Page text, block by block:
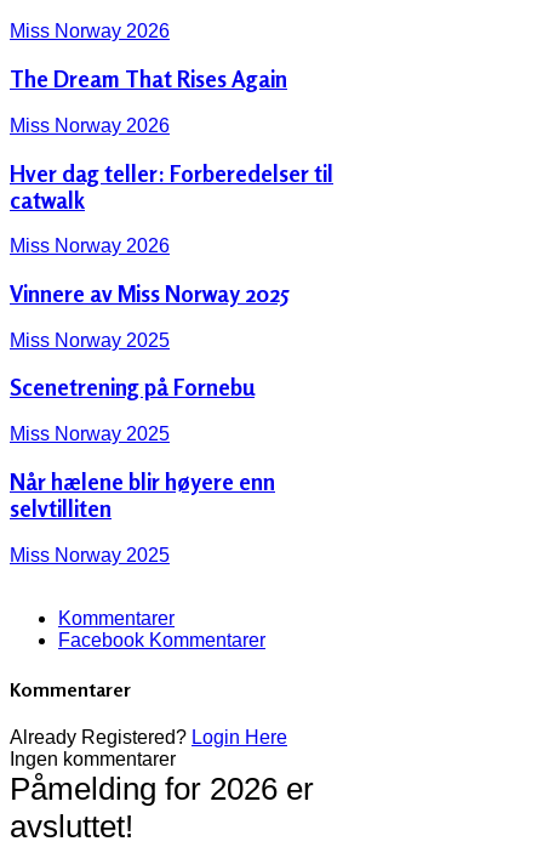
Miss Norway 2026
The Dream That Rises Again
Miss Norway 2026
Hver dag teller: Forberedelser til
catwalk
Miss Norway 2026
Vinnere av Miss Norway 2025
Miss Norway 2025
Scenetrening på Fornebu
Miss Norway 2025
Når hælene blir høyere enn
selvtilliten
Miss Norway 2025
Kommentarer
Facebook Kommentarer
Kommentarer
Already Registered? Login Here
Ingen kommentarer
Påmelding for 2026 er
avsluttet!